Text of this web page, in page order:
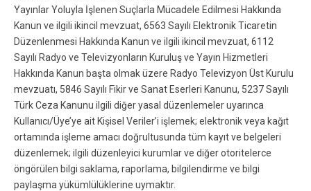
Yayınlar Yoluyla İşlenen Suçlarla Mücadele Edilmesi Hakkında
Kanun ve ilgili ikincil mevzuat, 6563 Sayılı Elektronik Ticaretin
Düzenlenmesi Hakkında Kanun ve ilgili ikincil mevzuat, 6112
Sayılı Radyo ve Televizyonların Kuruluş ve Yayın Hizmetleri
Hakkında Kanun başta olmak üzere Radyo Televizyon Üst Kurulu
mevzuatı, 5846 Sayılı Fikir ve Sanat Eserleri Kanunu, 5237 Sayılı
Türk Ceza Kanunu ilgili diğer yasal düzenlemeler uyarınca
Kullanıcı/Üye’ye ait Kişisel Veriler’i işlemek; elektronik veya kağıt
ortamında işleme amacı doğrultusunda tüm kayıt ve belgeleri
düzenlemek; ilgili düzenleyici kurumlar ve diğer otoritelerce
öngörülen bilgi saklama, raporlama, bilgilendirme ve bilgi
paylaşma yükümlülüklerine uymaktır.